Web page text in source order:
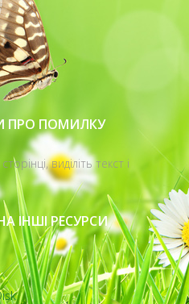
ПРО ПОМИЛКУ
виділіть текст і
ІНШІ РЕСУРСИ